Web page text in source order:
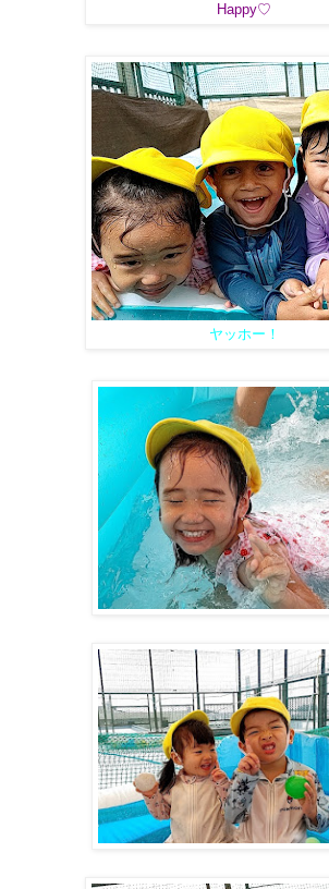
Happy♡
ヤッホー！